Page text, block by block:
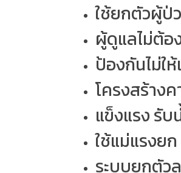
ใช้ยกตัวผู้ป่
ผู้ดูแลไม่ต้อ
ป้องกันไม่ใ
โครงสร้าง
แข็งแรง รับ
ใช้แม่แรงย
ระบบยกตัว